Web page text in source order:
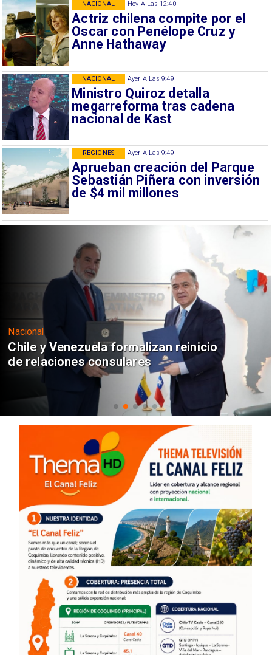
Hoy A Las 12:40
Actriz chilena compite por el
Oscar con Penélope Cruz y
Anne Hathaway
NACIONAL
Ayer A Las 9:49
Ministro Quiroz detalla
megarreforma tras cadena
nacional de Kast
NACIONAL
Ayer A Las 9:49
Aprueban creación del Parque
Sebastián Piñera con inversión
de $4 mil millones
REGIONES
Nacional
Chile y Venezuela formalizan reinicio
de relaciones consulares